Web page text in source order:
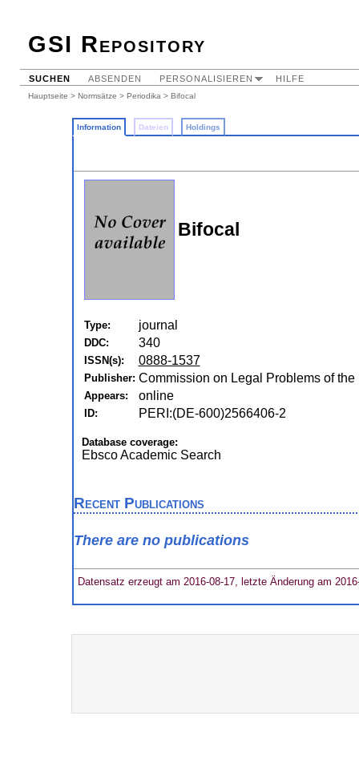
GSI Repository
SUCHEN ABSENDEN PERSONALISIEREN HILFE
Hauptseite > Normsätze > Periodika > Bifocal
Information Dateien Holdings
Bifocal
Type: journal
DDC: 340
ISSN(s): 0888-1537
Publisher: Commission on Legal Problems of
Appears: online
ID: PERI:(DE-600)2566406-2
Database coverage:
Ebsco Academic Search
Recent Publications
There are no publications
Datensatz erzeugt am 2016-08-17, letzte Änderung am